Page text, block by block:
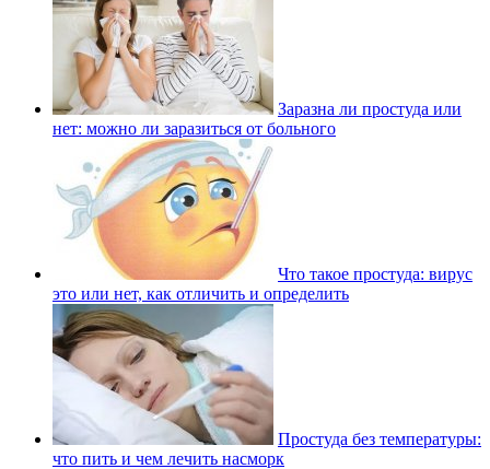
Заразна ли простуда или
нет: можно ли заразиться от больного
Что такое простуда: вирус
это или нет, как отличить и определить
Простуда без температуры:
что пить и чем лечить насморк